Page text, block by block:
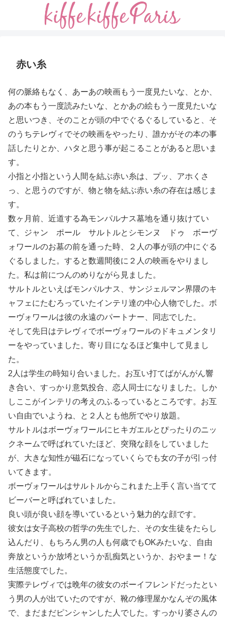
赤い糸
何の脈絡もなく、あーあの映画もう一度見たいな、とか、
あの本もう一度読みたいな、とかあの絵もう一度見たいな
と思いつき、そのことが頭の中でぐるぐるしていると、そ
のうちテレヴィでその映画をやったり、誰かがその本の事
話したりとか、ハタと思う事が起こることがあると思いま
す。
小指と小指という人間を結ぶ赤い糸は、プッ、アホくさ
っ、と思うのですが、物と物を結ぶ赤い糸の存在は感じま
す。
数ヶ月前、近道する為モンパルナス墓地を通り抜けてい
て、ジャン ポール サルトルとシモンヌ ドゥ ボーヴ
ォワールのお墓の前を通った時、２人の事が頭の中にぐる
ぐるしました。すると数週間後に２人の映画をやりまし
た。私は前につんのめりながら見ました。
サルトルといえばモンパルナス、サンジェルマン界隈のキ
ャフェにたむろっていたインテリ達の中心人物でした。ボ
ーヴォワールは彼の永遠のパートナー、同志でした。
そして先日はテレヴィでボーヴォワールのドキュメンタリ
ーをやっていました。寄り目になるほど集中して見まし
た。
2人は学生の時知り合いました。お互い打てばがんがん響
き合い、すっかり意気投合、恋人同士になりました。しか
しここがインテリの考えのふるっているところです。お互
い自由でいようね、と２人とも他所でやり放題。
サルトルはボーヴォワールにヒキガエルとぴったりのニッ
クネームで呼ばれていたほど、突飛な顔をしていました
が、大きな知性が磁石になっていくらでも女の子が引っ付
いてきます。
ボーヴォワールはサルトルからこれまた上手く言い当てて
ビーバーと呼ばれていました。
良い頭が良い顔を導いているという魅力的な顔です。
彼女は女子高校の哲学の先生でした、その女生徒をたらし
込んだり、もちろん男の人も何歳でもOKみたいな、自由
奔放というか放埓というか乱痴気というか、おやまー！な
生活態度でした。
実際テレヴィでは晩年の彼女のボーイフレンドだったとい
う男の人が出ていたのですが、靴の修理屋かなんぞの風体
で、まだまだピンシャンした人でした。すっかり婆さんの